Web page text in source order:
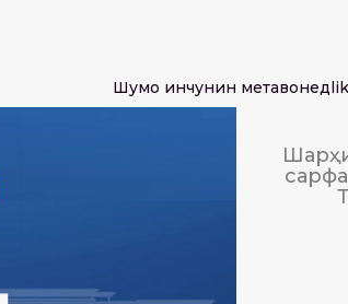
Шумо инчунин метавонед